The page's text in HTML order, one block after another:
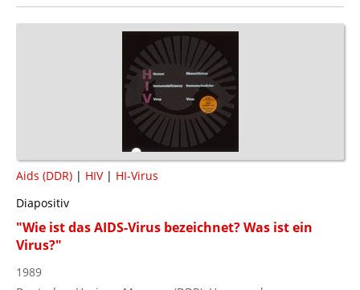
Aids (DDR) | HIV| HI-Virus
Diapositiv
"Wie ist das AIDS-Virus bezeichnet? Was ist ein
Virus?"
1989